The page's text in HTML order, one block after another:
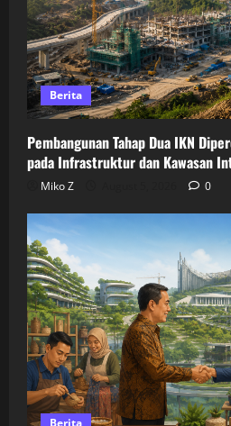
Berita
Pembangunan Tahap Dua IKN
pada Infrastruktur dan Kawasan
Miko Z 0